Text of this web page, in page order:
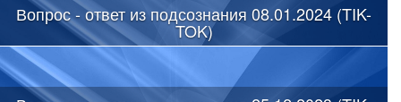
Вопрос - ответ из подсознания 08.01.2024 (TIK-
TOK)